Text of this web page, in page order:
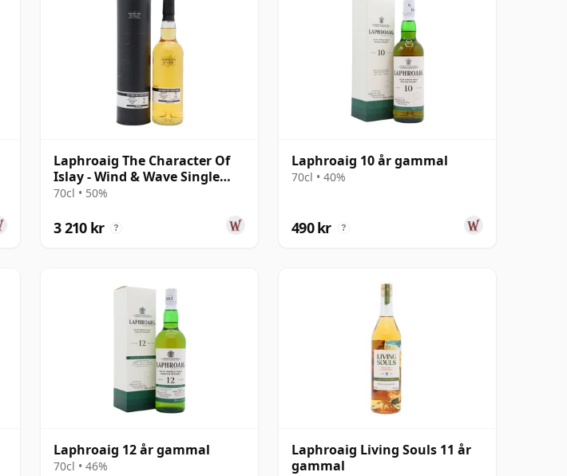
Laphroaig The Character Of
Islay - Wind & Wave Single
Cask # 2004 15 år gammal
70cl • 50%
3 210 kr ?
Laphroaig 10 år gammal
70cl • 40%
490 kr ?
Laphroaig 12 år gammal
70cl • 46%
Laphroaig Living Souls 11 år
gammal